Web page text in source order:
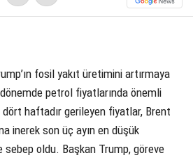
fosil yakıt üretimini artırmaya
petrol fiyatlarında önemli
haftadır gerileyen fiyatlar, Brent
inerek son üç ayın en düşük
sebep oldu. Başkan Trump, göreve